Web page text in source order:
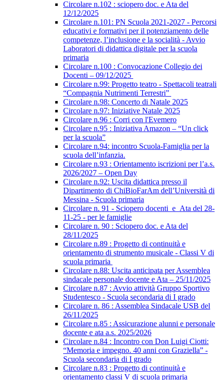
Circolare n.102 : sciopero doc. e Ata del
12/12/2025
Circolare n.101: PN Scuola 2021-2027 - Percorsi
educativi e formativi per il potenziamento delle
competenze, l’inclusione e la socialità - Avvio
Laboratori di didattica digitale per la scuola
primaria
Circolare n.100 : Convocazione Collegio dei
Docenti – 09/12/2025
Circolare n.99: Progetto teatro - Spettacoli teatrali
“Compagnia Nutrimenti Terrestri”
Circolare n.98: Concerto di Natale 2025
Circolare n.97: Iniziative Natale 2025
Circolare n.96 : Corri con l'Evemero
Circolare n.95 : Iniziativa Amazon – “Un click
per la scuola”
Circolare n.94: incontro Scuola-Famiglia per la
scuola dell’infanzia.
Circolare n.93 : Orientamento iscrizioni per l’a.s.
2026/2027 – Open Day
Circolare n.92: Uscita didattica presso il
Dipartimento di ChiBioFarAm dell’Università di
Messina - Scuola primaria
Circolare n. 91 - Sciopero docenti_e_Ata del 28-
11-25 - per le famiglie
Circolare n. 90 : Sciopero doc. e Ata del
28/11/2025
Circolare n.89 : Progetto di continuità e
orientamento di strumento musicale - Classi V di
scuola primaria
Circolare n.88: Uscita anticipata per Assemblea
sindacale personale docente e Ata – 25/11/2025
Circolare n.87 : Avvio attività Gruppo Sportivo
Studentesco - Scuola secondaria di I grado
Circolare n. 86 : Assemblea Sindacale USB del
26/11/2025
Circolare n.85 : Assicurazione alunni e personale
docente e ata a.s. 2025/2026
Circolare n.84 : Incontro con Don Luigi Ciotti:
“Memoria e impegno. 40 anni con Graziella” -
Scuola secondaria di I grado
Circolare n.83 : Progetto di continuità e
orientamento classi V di scuola primaria